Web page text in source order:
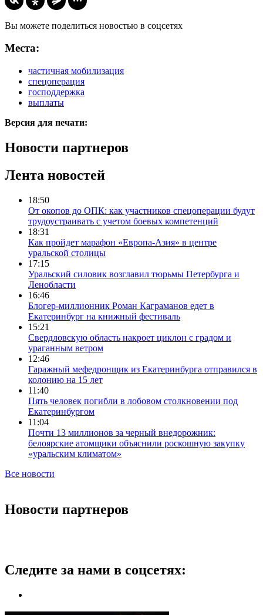
Вы можете поделиться новостью в соцсетях
Места:
частичная мобилизация
спецоперация
господдержка
выплаты
Версия для печати:
Новости партнеров
Лента новостей
18:50
От окопов до ОПК: как участников спецоперации будут
трудоустраивать с учетом боевых компетенций
18:31
Как пройдет марафон «Европа-Азия» в центре
уральской столицы
17:15
Уральский силовик возглавил тюрьмы Петербурга и
Ленобласти
16:46
Блогер-миллионник Роман Каграманов едет в
Екатеринбург на книжный фестиваль
15:21
Свердловскую область накроет циклон с градом и
ураганным ветром
12:46
Гаражный мефедронщик из Екатеринбурга отправился в
колонию на 15 лет
11:40
Пять человек погибли в лобовом столкновении под
Екатеринбургом
11:04
Почти 13 миллионов за черный внедорожник:
белоярские атомщики объяснили роскошную закупку
«уральским климатом»
Все новости
Новости партнеров
Следите за нами в соцсетях: